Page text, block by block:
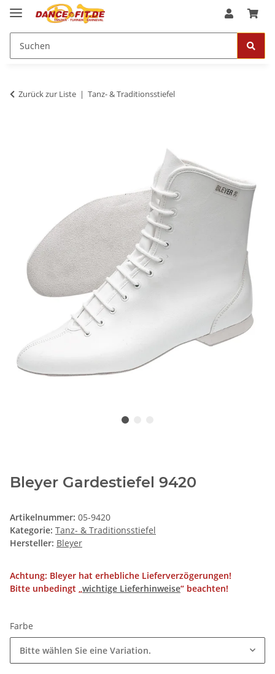
Zurück zur Liste Tanz- & Traditionsstiefel
Bleyer Gardestiefel 9420
Artikelnummer: 05-9420
Kategorie: Tanz- & Traditionsstiefel
Hersteller: Bleyer
Achtung: Bleyer hat erhebliche Lieferverzögerungen!
Bitte unbedingt „wichtige Lieferhinweise“ beachten!
Farbe
Bitte wählen Sie eine Variation.